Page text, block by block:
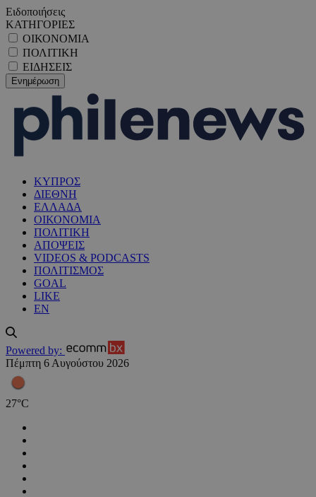
Ειδοποιήσεις
ΚΑΤΗΓΟΡΙΕΣ
ΟΙΚΟΝΟΜΙΑ
ΠΟΛΙΤΙΚΗ
ΕΙΔΗΣΕΙΣ
ΚΥΠΡΟΣ
ΔΙΕΘΝΗ
ΕΛΛΑΔΑ
ΟΙΚΟΝΟΜΙΑ
ΠΟΛΙΤΙΚΗ
ΑΠΟΨΕΙΣ
VIDEOS & PODCASTS
ΠΟΛΙΤΙΣΜΟΣ
GOAL
LIKE
EN
Powered by:
Πέμπτη 6 Αυγούστου 2026
27°C